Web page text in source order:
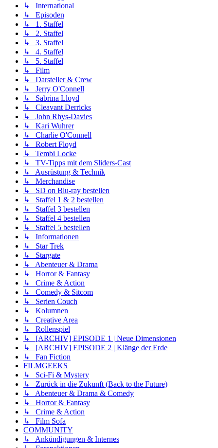
↳ International
↳ Episoden
↳ 1. Staffel
↳ 2. Staffel
↳ 3. Staffel
↳ 4. Staffel
↳ 5. Staffel
↳ Film
↳ Darsteller & Crew
↳ Jerry O'Connell
↳ Sabrina Lloyd
↳ Cleavant Derricks
↳ John Rhys-Davies
↳ Kari Wuhrer
↳ Charlie O'Connell
↳ Robert Floyd
↳ Tembi Locke
↳ TV-Tipps mit dem Sliders-Cast
↳ Ausrüstung & Technik
↳ Merchandise
↳ SD on Blu-ray bestellen
↳ Staffel 1 & 2 bestellen
↳ Staffel 3 bestellen
↳ Staffel 4 bestellen
↳ Staffel 5 bestellen
↳ Informationen
↳ Star Trek
↳ Stargate
↳ Abenteuer & Drama
↳ Horror & Fantasy
↳ Crime & Action
↳ Comedy & Sitcom
↳ Serien Couch
↳ Kolumnen
↳ Creative Area
↳ Rollenspiel
↳ [ARCHIV] EPISODE 1 | Neue Dimensionen
↳ [ARCHIV] EPISODE 2 | Klänge der Erde
↳ Fan Fiction
FILMGEEKS
↳ Sci-Fi & Mystery
↳ Zurück in die Zukunft (Back to the Future)
↳ Abenteuer & Drama & Comedy
↳ Horror & Fantasy
↳ Crime & Action
↳ Film Sofa
COMMUNITY
↳ Ankündigungen & Internes